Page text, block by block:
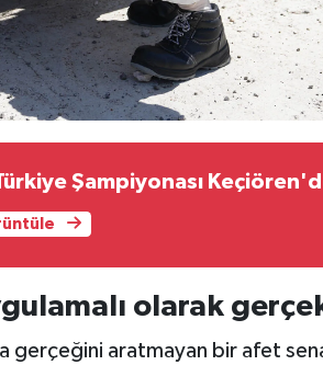
Şampiyonası
olarak
gerçeğini aratmayan bir afet